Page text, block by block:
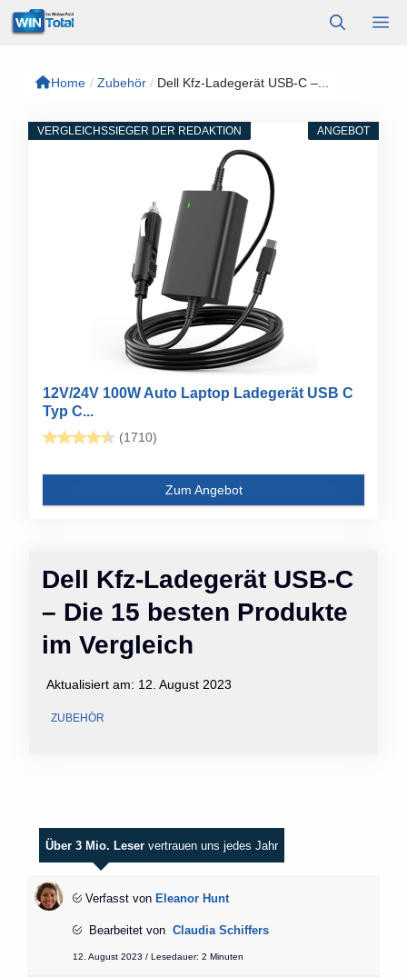
Zum
Inhalt
Home / Zubehör / Dell Kfz-Ladegerät USB-C –...
Dell Kfz-Ladegerät USB-C
– Die 15 besten Produkte
im Vergleich
Aktualisiert am: 12. August 2023
ZUBEHÖR
ANGEBOT
VERGLEICHSSIEGER DER REDAKTION
12V/24V 100W Auto Laptop Ladegerät USB C
Typ C...
(1710)
Zum Angebot
Über 3 Mio. Leser vertrauen uns jedes Jahr
Verfasst von Eleanor Hunt
Bearbeitet von Claudia Schiffers
12. August 2023 / Lesedauer: 2 Minuten